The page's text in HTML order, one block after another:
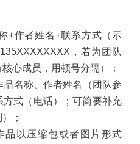
+作者姓名+联系方式（示
，若为团队
心成员，用顿号分隔）；
名称、作者姓名（团队参
式（电话）；可简要补充
；
品以压缩包或者图片形式